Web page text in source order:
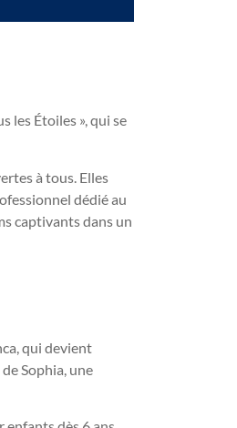
les Étoiles », qui se
à tous. Elles
dédié au
captivants dans un
qui devient
Sophia, une